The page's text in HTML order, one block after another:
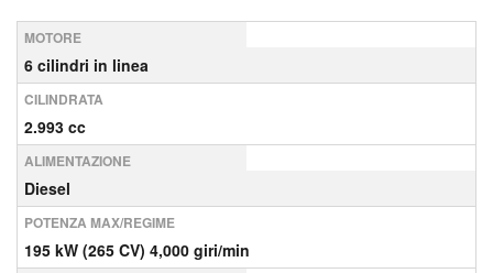
MOTORE
6 cilindri in linea
CILINDRATA
2.993 cc
ALIMENTAZIONE
Diesel
POTENZA MAX/REGIME
195 kW (265 CV) 4,000 giri/min